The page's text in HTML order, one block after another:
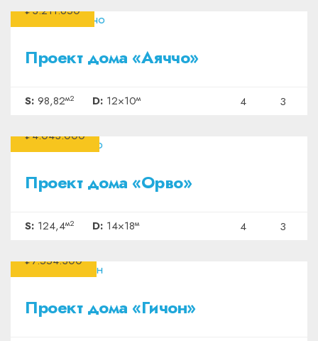
₽3.211.650
Проект дома «Аяччо»
S: 98,82м2 D: 12×10м 4 3
₽4.043.000
Проект дома «Орво»
S: 124,4м2 D: 14×18м 4 3
₽7.554.300
Проект дома «Гичон»